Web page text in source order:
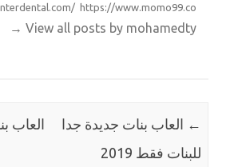
https://www.momo99.co/
View all posts by mohamedty
→
← العاب بنات جديدة جدا
للبنات فقط 2019
العاب